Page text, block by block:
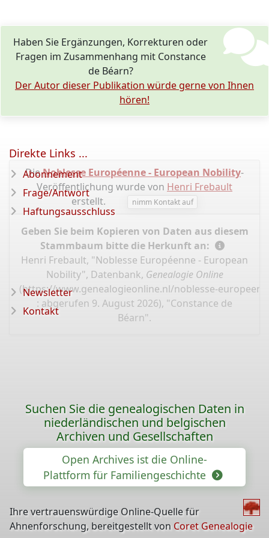
Haben Sie Ergänzungen, Korrekturen oder
Fragen im Zusammenhang mit Constance
de Béarn?
Der Autor dieser Publikation würde gerne von Ihnen
hören!
DieNoblesse Européenne - European Nobility-
Veröffentlichung wurde von Henri Frebault
erstellt.
nimm Kontakt auf
Geben Sie beim Kopieren von Daten aus diesem
Stammbaum bitte die Herkunft an:
Henri Frebault, "Noblesse Européenne - European
Nobility", Datenbank, Genealogie Online
(https://www.genealogieonline.nl/noblesse-
: abgerufen 9. August 2026), "Constance de
Béarn".
Direkte Links ...
Abonnement
Frage/Antwort
Haftungsausschluss
Newsletter
Kontakt
Suchen Sie die genealogischen Daten in
niederländischen und belgischen
Archiven und Gesellschaften
Open Archives ist die Online-
Plattform für Familiengeschichte
Ihre vertrauenswürdige Online-Quelle für
Ahnenforschung, bereitgestellt von Coret Genealogie